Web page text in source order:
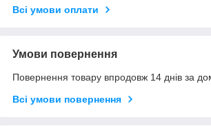
Всі умови оплати
Умови повернення
Повернення товару впродовж 14 днів за
Всі умови повернення